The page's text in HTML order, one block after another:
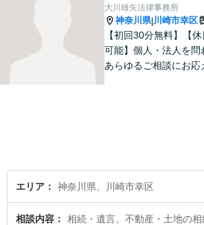
力で取り組みます。
大川雄矢法律事務所
神奈川県|川崎市幸区
【初回30分無料】【
可能】個人・法人を問
あらゆるご相談にお応
エリア 神奈川県、川崎市幸区
相談内容 相続・遺言、不動産・土地の相